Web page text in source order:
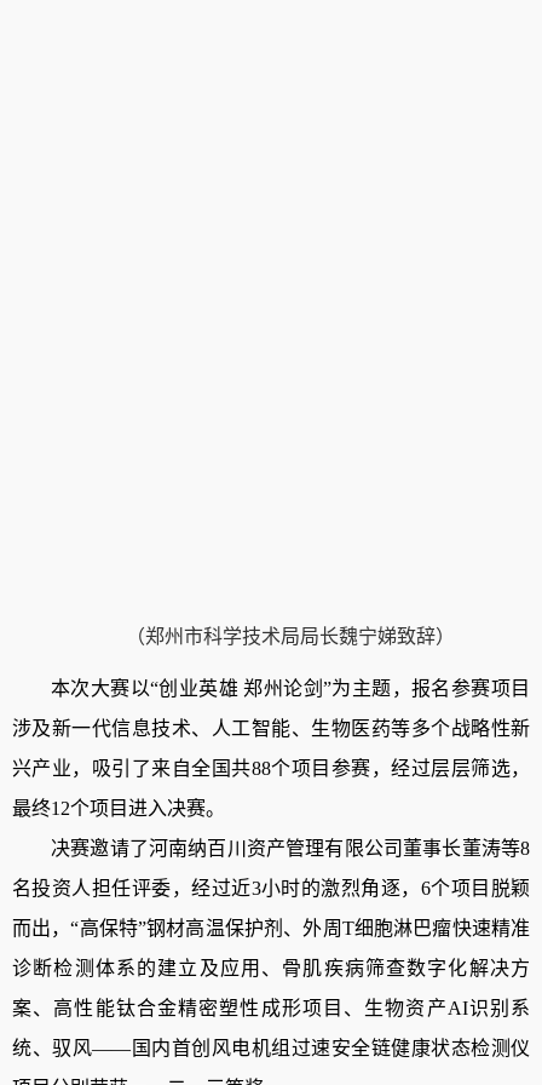
（郑州市科学技术局局长魏宁娣致辞）
本次大赛以“创业英雄 郑州论剑”为主题，报名参赛项目
涉及新一代信息技术、
人工智能、 生物医药等多个战略性新
兴产业，吸引了来自全国共88个项目参赛，经过层层筛选，
最终12个项目进入决赛。
决赛邀请了河南纳百川资产管理有限公司董事长董涛等8
名投资人担任评委，经过近3小时的激烈角逐，6个项目脱颖
而出，“高保特”钢材高温保护剂 、外周T细胞淋巴瘤快速精准
诊断检测体系的建立及应用、骨肌疾病筛查数字化解决方
案、高性能钛合金精密塑性成形项目、生物资产AI识别系
统、驭风——国内首创风电机组过速安全链健康状态检测仪